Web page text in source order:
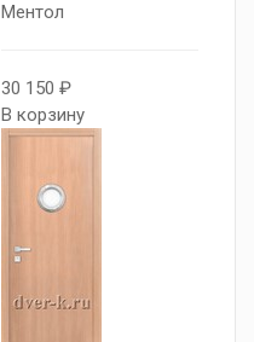
Ментол
30 150 ₽
В корзину